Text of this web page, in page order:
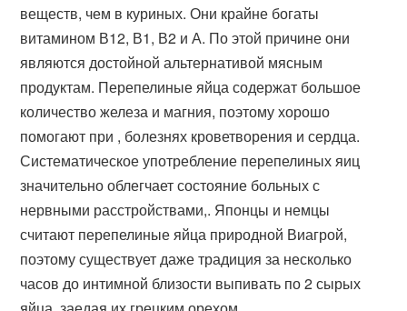
веществ, чем в куриных. Они крайне богаты
витамином В12, В1, В2 и А. По этой причине они
являются достойной альтернативой мясным
продуктам. Перепелиные яйца содержат большое
количество железа и магния, поэтому хорошо
помогают при , болезнях кроветворения и сердца.
Систематическое употребление перепелиных яиц
значительно облегчает состояние больных с
нервными расстройствами,. Японцы и немцы
считают перепелиные яйца природной Виагрой,
поэтому существует даже традиция за несколько
часов до интимной близости выпивать по 2 сырых